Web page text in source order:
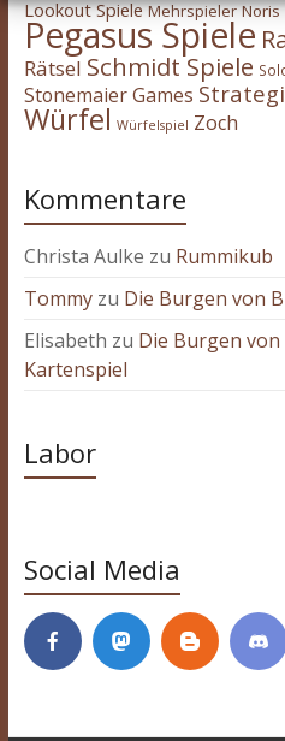
Lookout Spiele Mehrspieler Noris
Pegasus Spiele
Rätsel Schmidt Spiele
Stonemaier Games
Würfel Würfelspiel Zoch
Kommentare
Christa Aulke zu Rummikub
Tommyzu Die Burgen von
Elisabeth zu Die Burgen
Kartenspiel
Labor
Social Media